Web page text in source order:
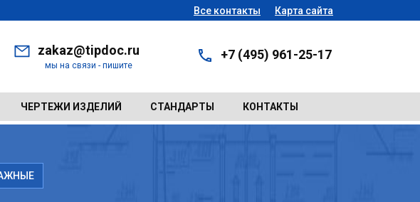
Все контакты Карта сайта
zakaz@tipdoc.ru
мы на связи - пишите
+7 (495) 961-25-17
ЧЕРТЕЖИ ИЗДЕЛИЙ СТАНДАРТЫ КОНТАКТЫ